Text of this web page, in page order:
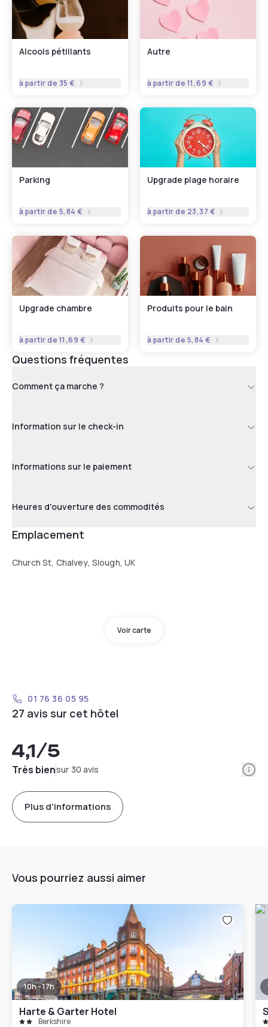
Alcools pétillants
à partir de 35 €
Autre
à partir de 11,69 €
Parking
à partir de 5,84 €
Upgrade plage horaire
à partir de 23,37 €
Upgrade chambre
à partir de 11,69 €
Produits pour le bain
à partir de 5,84 €
Questions fréquentes
Comment ça marche ?
Information sur le check-in
Informations sur le paiement
Heures d'ouverture des commodités
Emplacement
Church St, Chalvey, Slough, UK
Voir carte
01 76 36 05 95
27 avis sur cet hôtel
4,1/5
Très biensur 30 avis
Plus d'informations
Vous pourriez aussi aimer
10h - 17h
Harte & Garter Hotel
Berkshire